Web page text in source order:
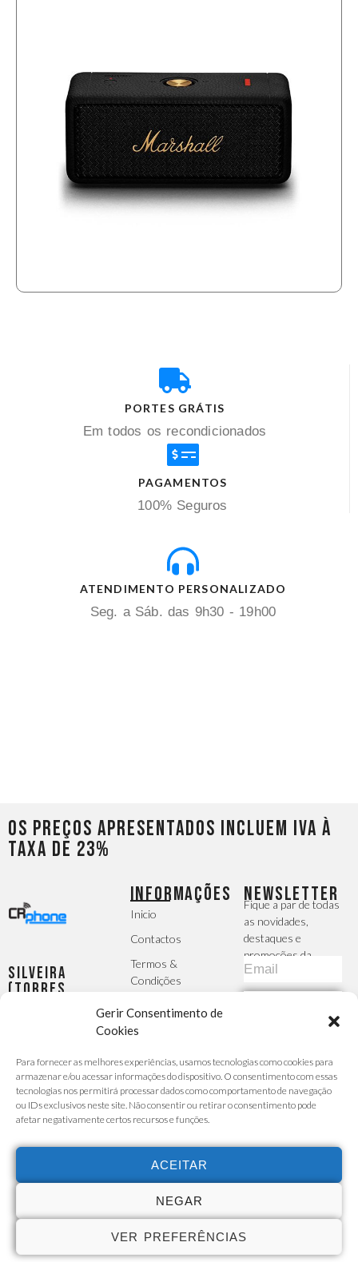
Gerir Consentimento de
Cookies
Para fornecer as melhores experiências, usamos tecnologias como cookies para
armazenar e/ou acessar informações do dispositivo. O consentimento com essas
tecnologias nos permitirá processar dados como comportamento de navegação
ou IDs exclusivos neste site. Não consentir ou retirar o consentimento pode
afetar negativamente certos recursos e funções.
ACEITAR
NEGAR
VER PREFERÊNCIAS
PORTES GRÁTIS
Em todos os recondicionados
PAGAMENTOS
100% Seguros
ATENDIMENTO PERSONALIZADO
Seg. a Sáb. das 9h30 - 19h00
Os preços apresentados incluem IVA à
taxa de 23%
Silveira
(Torres
Silveira
Seg - Sex :
9h30 -
13h/14h30
9h30 -
915 527
INFORMAÇÕES
Inicio
Contactos
Termos &
Condições
Privacidade
Finalizar
Encomenda
Carrinho de
Custo da
chamada para a
rede móvel ou
fixa de acordo
com o seu
tarifário
NEWSLETTER
Fique a par de todas
as novidades,
destaques e
promoções da
CRphone
PAGAMENTO